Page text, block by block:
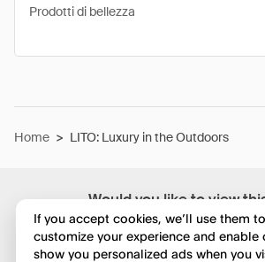
Would you like to view
in English?
Prodotti di bellezza
Home > LITO: Luxury in the Outdoors
If you accept cookies, we’ll use them
customize your experience and enable
show you personalized ads when you